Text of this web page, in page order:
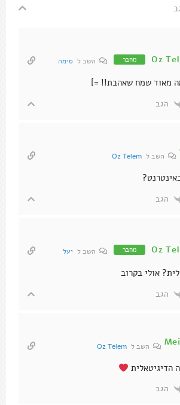
Oz מחבר השב ל סימה
מאוד שמח שאהבת!! =]
הגב
השב לOz Telem
הגב
Oz מחבר השב ל יעל
אולי בקרוב
הגב
השב לOz Telem
הדיגיטאלית
הגב